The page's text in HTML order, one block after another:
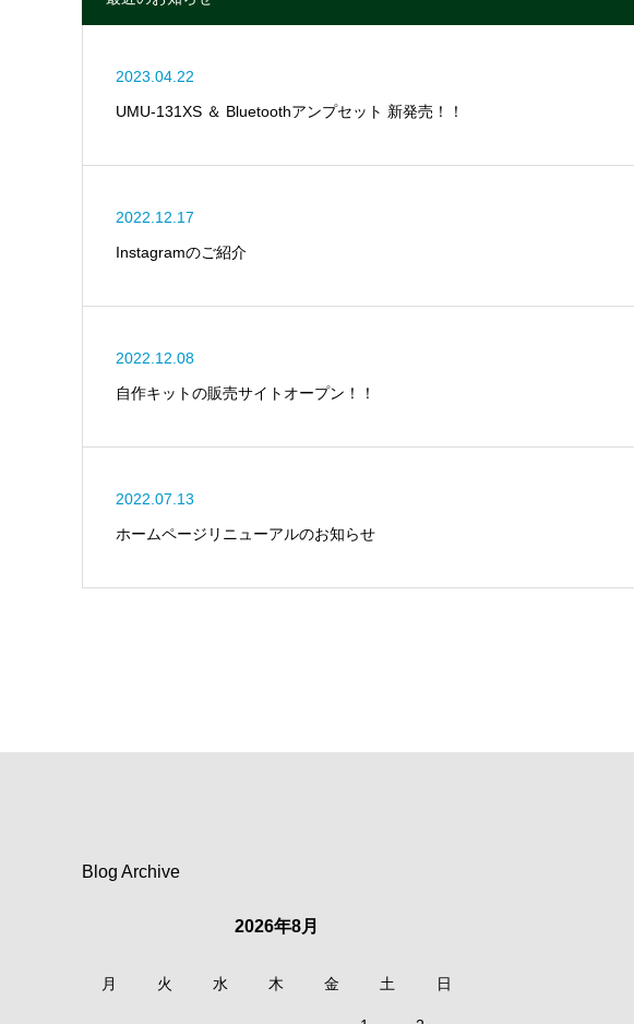
2023.04.22
UMU-131XS ＆ Bluetoothアンプセット 新発売！！
2022.12.17
Instagramのご紹介
2022.12.08
自作キットの販売サイトオープン！！
2022.07.13
ホームページリニューアルのお知らせ
Blog Archive
2026年8月
月 火 水 木 金 土 日